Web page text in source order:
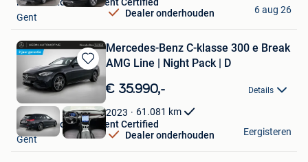
Dealer onderhouden
Gent
6 aug 26
Bewaren
in
Favorieten
Mercedes-Benz C-klasse 300 e Break
AMG Line | Night Pack | D
€ 35.990,- Details
2023 61.081 km
Dealer onderhouden
Hedin Automotive Gent Certified
Gent
Eergisteren